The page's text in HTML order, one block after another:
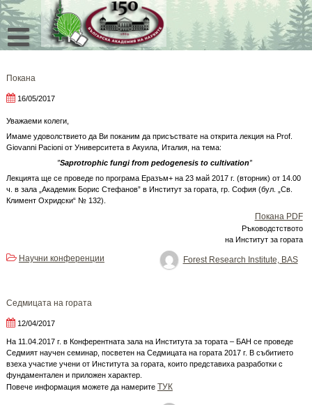
Skip
to
content
Покана
16/05/2017
Уважаеми колеги,
Имаме удоволствието да Ви поканим да присъствате на открита лекция на Prof.
Giovanni Pacioni от Университета в Акуила, Италия, на тема:
”Saprotrophic fungi from pedogenesis to cultivation”
Лекцията ще се проведе по програма Еразъм+ на 23 май 2017 г. (вторник) от 14.00
ч. в зала „Академик Борис Стефанов” в Институт за гората, гр. София (бул. „Св.
Климент Охридски“ № 132).
Покана PDF
Ръководстството
на Институт за гората
Forest Research Institute, BAS
Научни конференции
Седмицата на гората
12/04/2017
На 11.04.2017 г. в Конферентната зала на Института за тората – БАН се проведе
Седмият научен семинар, посветен на Седмицата на гората 2017 г. В събитието
взеха участие учени от Института за гората, които представиха разработки с
фундаментален и приложен характер.
Повече информация можете да намерите ТУК